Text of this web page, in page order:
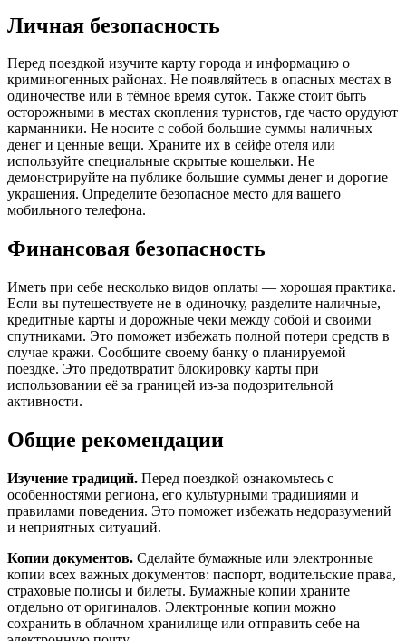
Личная безопасность
Перед поездкой изучите карту города и информацию о
криминогенных районах. Не появляйтесь в опасных местах в
одиночестве или в тёмное время суток. Также стоит быть
осторожными в местах скопления туристов, где часто орудуют
карманники. Не носите с собой большие суммы наличных
денег и ценные вещи. Храните их в сейфе отеля или
используйте специальные скрытые кошельки. Не
демонстрируйте на публике большие суммы денег и дорогие
украшения. Определите безопасное место для вашего
мобильного телефона.
Финансовая безопасность
Иметь при себе несколько видов оплаты — хорошая практика.
Если вы путешествуете не в одиночку, разделите наличные,
кредитные карты и дорожные чеки между собой и своими
спутниками. Это поможет избежать полной потери средств в
случае кражи. Сообщите своему банку о планируемой
поездке. Это предотвратит блокировку карты при
использовании её за границей из-за подозрительной
активности.
Общие рекомендации
Изучение традиций. Перед поездкой ознакомьтесь с
особенностями региона, его культурными традициями и
правилами поведения. Это поможет избежать недоразумений
и неприятных ситуаций.
Копии документов. Сделайте бумажные или электронные
копии всех важных документов: паспорт, водительские права,
страховые полисы и билеты. Бумажные копии храните
отдельно от оригиналов. Электронные копии можно
сохранить в облачном хранилище или отправить себе на